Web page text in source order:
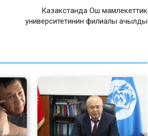
Казакстанда Ош мамлекеттик
университетинин филиалы ачылды